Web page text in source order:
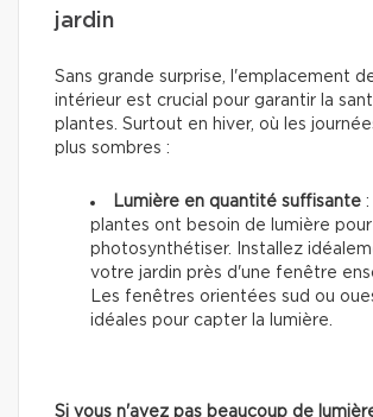
jardin
Sans grande surprise, l'emplacement
intérieur est crucial pour garantir la
plantes. Surtout en hiver, où les
plus sombres :
Lumière en quantité suffisante :
plantes ont besoin de lumière pour
photosynthétiser. Installez
votre jardin près d'une fenêtre
Les fenêtres orientées sud ou
idéales pour capter la lumière.
Si vous n'avez pas beaucoup de